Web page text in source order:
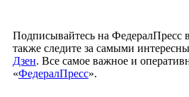
Подписывайтесь на ФедералПресс в
также следите за самыми
Дзен. Все самое важное и
«ФедералПресс».